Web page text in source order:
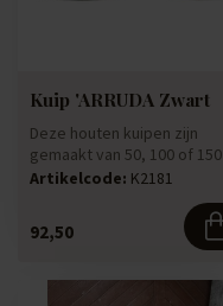
Kuip 'ARRUDA Zwart
Deze houten kuipen zijn
gemaakt van 50, 100 of 150
liter houten vaten. Welke
Artikelcode: K2181
92,50